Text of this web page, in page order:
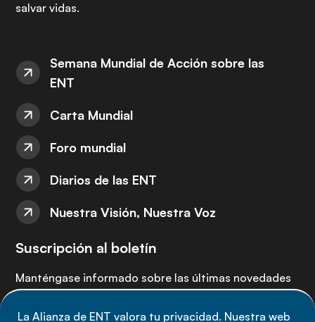
La Alianza de ENT valora tu privacidad. Nuestra web
salvar vidas.
Semana Mundial de Acción sobre las
ENT
Carta Mundial
Foro mundial
Diarios de las ENT
Nuestra Visión, Nuestra Voz
Suscripción al boletín
Manténgase informado sobre las últimas novedades